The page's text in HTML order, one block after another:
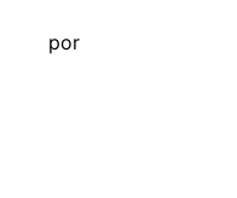
por